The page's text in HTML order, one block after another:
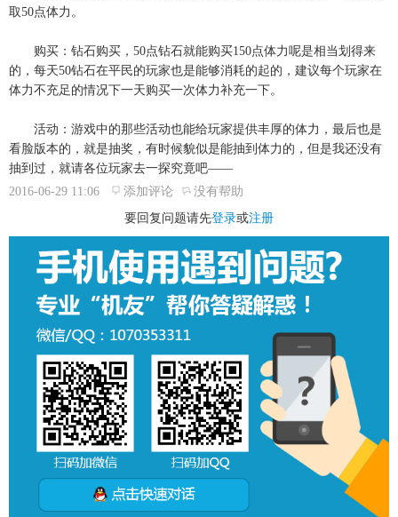
取50点体力。
购买：钻石购买，50点钻石就能购买150点体力呢是相当划得来
的，每天50钻石在平民的玩家也是能够消耗的起的，建议每个玩家在
体力不充足的情况下一天购买一次体力补充一下。
活动：游戏中的那些活动也能给玩家提供丰厚的体力，最后也是
看脸版本的，就是抽奖，有时候貌似是能抽到体力的，但是我还没有
抽到过，就请各位玩家去一探究竟吧——
2016-06-29 11:06
添加评论
没有帮助
要回复问题请先登录或注册